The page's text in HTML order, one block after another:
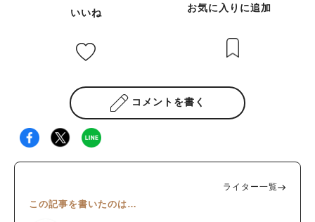
いいね お気に入りに追加
コメントを書く
ライター一覧
この記事を書いたのは…